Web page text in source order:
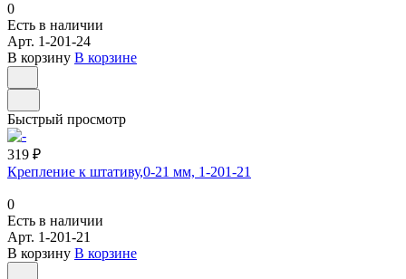
0
Есть в наличии
Арт. 1-201-24
В корзину В корзине
Быстрый просмотр
319 ₽
Крепление к штативу,0-21 мм, 1-201-21
0
Есть в наличии
Арт. 1-201-21
В корзину В корзине